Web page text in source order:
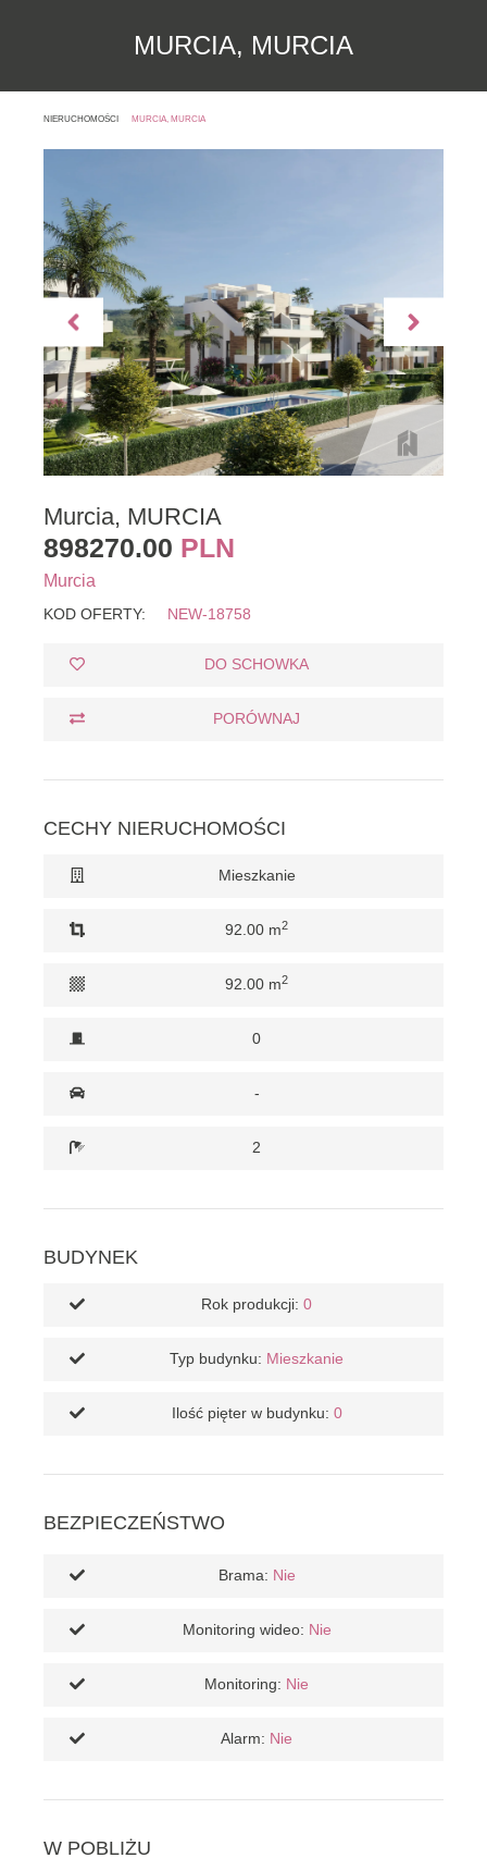
MURCIA, MURCIA
NIERUCHOMOŚCI MURCIA, MURCIA
Murcia, MURCIA
898270.00 PLN
Murcia
KOD OFERTY: NEW-18758
DO SCHOWKA
PORÓWNAJ
CECHY NIERUCHOMOŚCI
Mieszkanie
92.00 m2
92.00 m2
0
-
2
BUDYNEK
Rok produkcji: 0
Typ budynku: Mieszkanie
Ilość pięter w budynku: 0
BEZPIECZEŃSTWO
Brama: Nie
Monitoring wideo: Nie
Monitoring: Nie
Alarm: Nie
W POBLIŻU